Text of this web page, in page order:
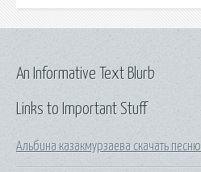
Links to Important Stuff
Альбина казакмурзаева скачать песню
An Informative Text Blurb